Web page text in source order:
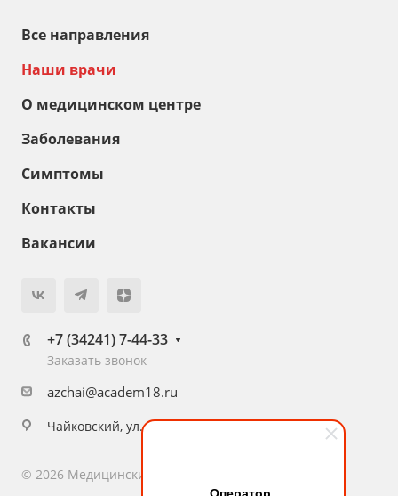
Оператор
Все направления
Наши врачи
О медицинском центре
Заболевания
Симптомы
Контакты
Вакансии
+7 (34241) 7-44-33
Заказать звонок
azchai@academ18.ru
Чайковский, ул. Приморский бульвар, 51
© 2026 Медицинский центр «Академия Здоровья»